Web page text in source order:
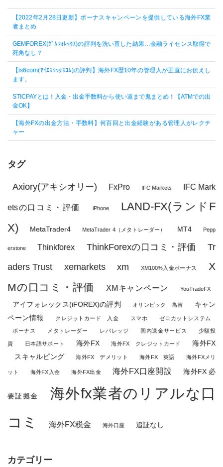
【2022年2月28日更新】ボーナスキャンペーンを提供している海外FX業
者まとめ
GEMFOREX(ｹﾞﾑﾌｫﾚｯｸｽ)の評判を洗い直した結果…金融ライセンス取得で
死角なし？
【is6com(ｱｲｴｽｼｯｸｽｺﾑ)の評判】海外FX歴10年の管理人が正直にお伝えし
ます。
STICPAYとは！入金・出金手数料から使い道まで鬼まとめ！【ATMでの出
金OK】
【海外FXの出金方法・手数料】何百回と出金経験がある管理人がレクチ
ャー
タグ
Axiory(アキシオリー) FxPro IFC Markets IFC Mark
etsの口コミ・評価 iPhone
LAND-FX(ランドF
X)
MetaTrader4 MetaTrader 4（メタトレーダー） MT4 Pepp
erstone Thinkforex ThinkForexの口コミ・評価
Tr
aders Trust
xemarkets xm XM100%入金ボーナス
X
Mの口コミ・評価
XMキャンペーン YouTradeFX
アイフォレックス(iFOREX)の評判 オリンピック 為替
キャン
ペーン情報
クレジットカード 入金 スマホ ゼロカットシステム
ボーナス メタトレーダー レバレッジ 国内送金サービス 少額投
資 日本語サポート 海外FX 海外FX クレジットカード
海外FX
スキャルピング
海外FX デメリット 海外FX 英語 海外FXメリ
ット 海外FX入金 海外FX出金 海外FX口座開設 海外FX 必
要証拠金
海外fx業者のリアルな口
コミ
海外FX税金 海外口座 追証なし
カテゴリー